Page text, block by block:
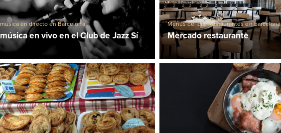
música en directo en Barcelona
música en vivo en el Club de Jazz Sí
Menús del día,Restaurantes en barcelona
Mercado restaurante